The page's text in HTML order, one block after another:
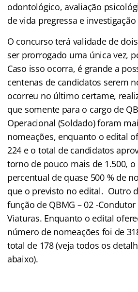
odontológico, avaliação
de vida pregressa e
O concurso terá validade de
ser prorrogado uma única vez,
Caso isso ocorra, é grande a
centenas de candidatos serem
ocorreu no último certame,
que somente para o cargo de
Operacional (Soldado) foram
nomeações, enquanto o edital
224 e o total de candidatos
torno de pouco mais de 1.500,
percentual de quase 500 % de
que o previsto no edital. Outro
função de QBMG – 02 -
Viaturas. Enquanto o edital
número de nomeações foi de
total de 178 (veja todos os
abaixo).